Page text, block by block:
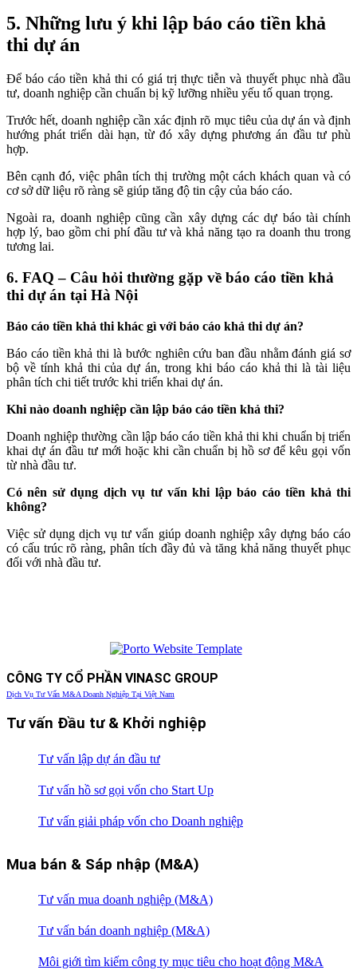
5. Những lưu ý khi lập báo cáo tiền khả
thi dự án
Để báo cáo tiền khả thi có giá trị thực tiễn và thuyết phục nhà đầu
tư, doanh nghiệp cần chuẩn bị kỹ lưỡng nhiều yếu tố quan trọng.
Trước hết, doanh nghiệp cần xác định rõ mục tiêu của dự án và định
hướng phát triển dài hạn, từ đó xây dựng phương án đầu tư phù
hợp.
Bên cạnh đó, việc phân tích thị trường một cách khách quan và có
cơ sở dữ liệu rõ ràng sẽ giúp tăng độ tin cậy của báo cáo.
Ngoài ra, doanh nghiệp cũng cần xây dựng các dự báo tài chính
hợp lý, bao gồm chi phí đầu tư và khả năng tạo ra doanh thu trong
tương lai.
6. FAQ – Câu hỏi thường gặp về báo cáo tiền khả
thi dự án tại Hà Nội
Báo cáo tiền khả thi khác gì với báo cáo khả thi dự án?
Báo cáo tiền khả thi là bước nghiên cứu ban đầu nhằm đánh giá sơ
bộ về tính khả thi của dự án, trong khi báo cáo khả thi là tài liệu
phân tích chi tiết trước khi triển khai dự án.
Khi nào doanh nghiệp cần lập báo cáo tiền khả thi?
Doanh nghiệp thường cần lập báo cáo tiền khả thi khi chuẩn bị triển
khai dự án đầu tư mới hoặc khi cần chuẩn bị hồ sơ để kêu gọi vốn
từ nhà đầu tư.
Có nên sử dụng dịch vụ tư vấn khi lập báo cáo tiền khả thi
không?
Việc sử dụng dịch vụ tư vấn giúp doanh nghiệp xây dựng báo cáo
có cấu trúc rõ ràng, phân tích đầy đủ và tăng khả năng thuyết phục
đối với nhà đầu tư.
CÔNG TY CỔ PHẦN VINASC GROUP
Dịch Vụ Tư Vấn M&A Doanh Nghiệp Tại Việt Nam
Tư vấn Đầu tư & Khởi nghiệp
Tư vấn lập dự án đầu tư
Tư vấn hồ sơ gọi vốn cho Start Up
Tư vấn giải pháp vốn cho Doanh nghiệp
Mua bán & Sáp nhập (M&A)
Tư vấn mua doanh nghiệp (M&A)
Tư vấn bán doanh nghiệp (M&A)
Môi giới tìm kiếm công ty mục tiêu cho hoạt động M&A